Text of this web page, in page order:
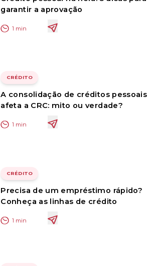
garantir a aprovação
1 min
CRÉDITO
A consolidação de créditos pessoais
afeta a CRC: mito ou verdade?
1 min
CRÉDITO
Precisa de um empréstimo rápido?
Conheça as linhas de crédito
1 min